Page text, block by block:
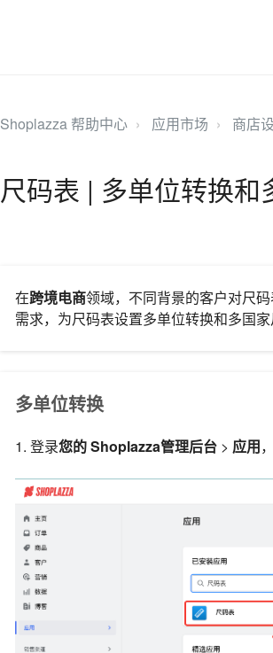
Shoplazza 帮助中心 应用市场 商店
尺码表 | 多单位转换和
在跨境电商领域，不同背景的客户对尺
需求，为尺码表设置多单位转换和多国
多单位转换
1. 登录您的Shoplazza管理后台> 应用